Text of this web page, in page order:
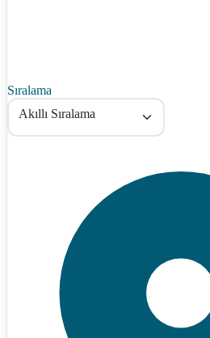
Sıralama
Akıllı Sıralama